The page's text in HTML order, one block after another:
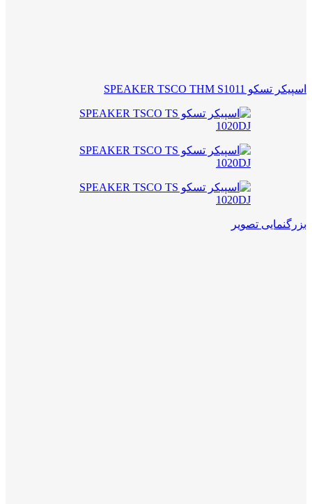
اسپیکر تسکو SPEAKER TSCO THM S1011
بزرگنمایی تصویر